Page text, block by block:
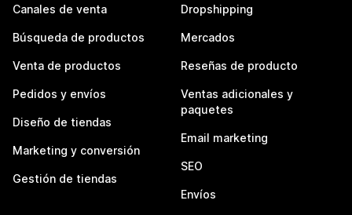
Canales de venta
Búsqueda de productos
Venta de productos
Pedidos y envíos
Diseño de tiendas
Marketing y conversión
Gestión de tiendas
Dropshipping
Mercados
Reseñas de producto
Ventas adicionales y
paquetes
Email marketing
SEO
Envíos